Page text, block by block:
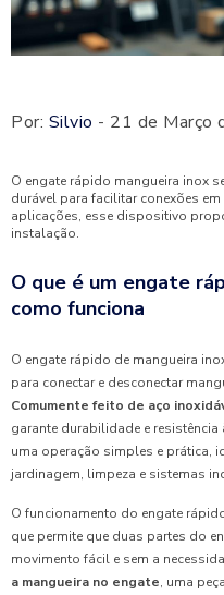
Por: Silvio - 21 de Março
O engate rápido mangueira inox
durável para facilitar conexões
aplicações, esse dispositivo
instalação.
O que é um engate
como funciona
O engate rápido de mangueira
para conectar e desconectar
Comumente feito de aço
garante durabilidade e
uma operação simples e prática,
jardinagem, limpeza e sistemas
O funcionamento do engate
que permite que duas partes do
movimento fácil e sem a
a mangueira no engate, uma